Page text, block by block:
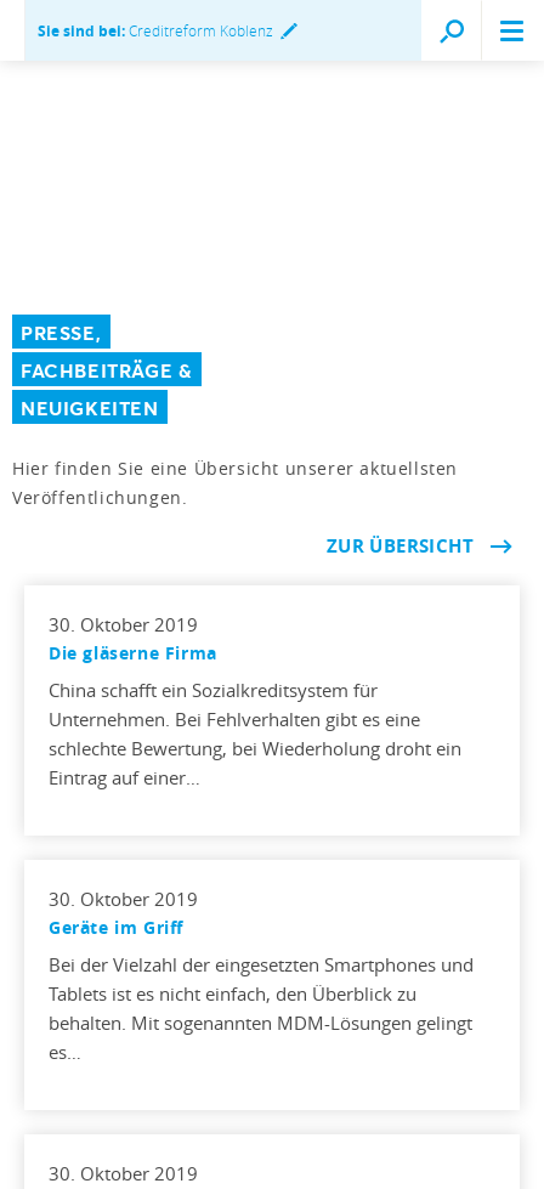
Sie sind bei:Creditreform Koblenz
PRESSE,
FACHBEITRÄGE &
NEUIGKEITEN
Hier finden Sie eine Übersicht unserer aktuellsten
Veröffentlichungen.
ZUR ÜBERSICHT
30. Oktober 2019
Die gläserne Firma
China schafft ein Sozialkreditsystem für
Unternehmen. Bei Fehlverhalten gibt es eine
schlechte Bewertung, bei Wiederholung droht ein
Eintrag auf einer…
30. Oktober 2019
Geräte im Griff
Bei der Vielzahl der eingesetzten Smartphones und
Tablets ist es nicht einfach, den Überblick zu
behalten. Mit sogenannten MDM-Lösungen gelingt
es…
30. Oktober 2019